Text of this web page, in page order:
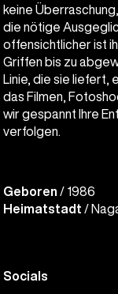
keine
die nötige
offensichtlicher ist
Griffen bis zu
Linie, die sie liefert,
das Filmen,
wir gespannt Ihre
verfolgen.
Geboren / 1986
Heimatstadt /
Socials